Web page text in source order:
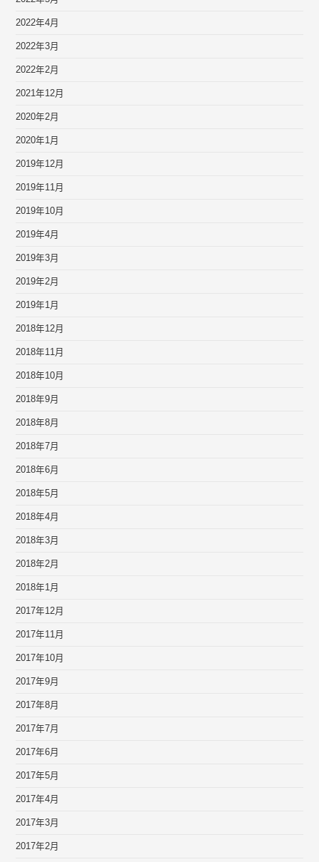
2022年4月
2022年3月
2022年2月
2021年12月
2020年2月
2020年1月
2019年12月
2019年11月
2019年10月
2019年4月
2019年3月
2019年2月
2019年1月
2018年12月
2018年11月
2018年10月
2018年9月
2018年8月
2018年7月
2018年6月
2018年5月
2018年4月
2018年3月
2018年2月
2018年1月
2017年12月
2017年11月
2017年10月
2017年9月
2017年8月
2017年7月
2017年6月
2017年5月
2017年4月
2017年3月
2017年2月